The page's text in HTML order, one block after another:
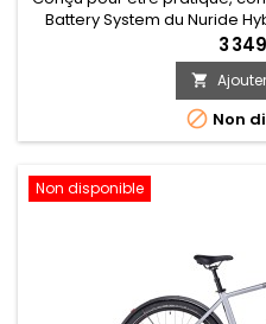
Battery System du Nuride
batterie Bosch Powertube,
l’option de cadre que vous
traditionnel pour hommes.
compatible avec le nouveau
3

 Non
Non disponible